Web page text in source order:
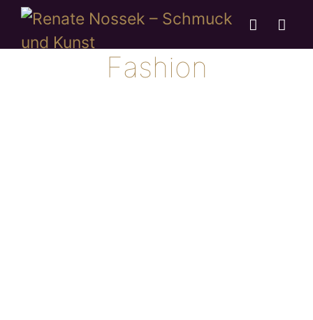
Fashion